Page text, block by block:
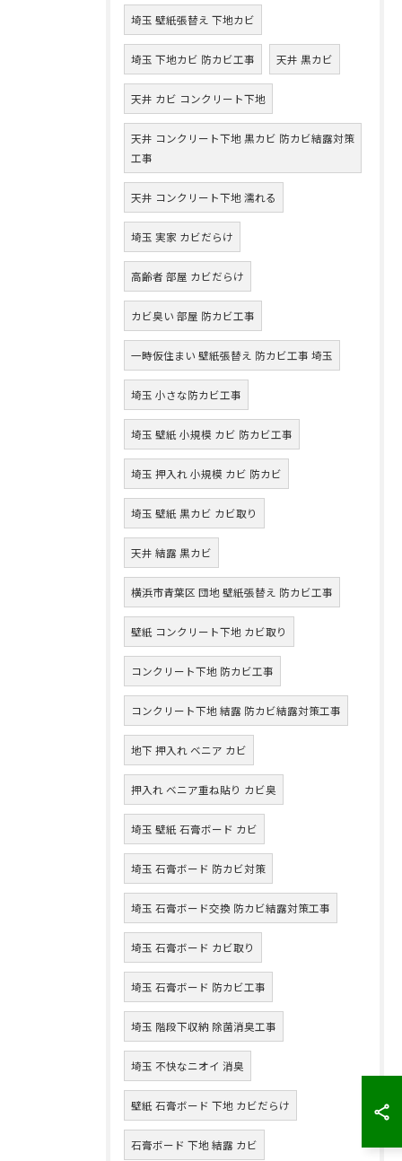
埼玉 壁紙張替え 下地カビ
埼玉 下地カビ 防カビ工事 天井 黒カビ
天井 カビ コンクリート下地
天井 コンクリート下地 黒カビ 防カビ結露対策
工事
天井 コンクリート下地 濡れる
埼玉 実家 カビだらけ
高齢者 部屋 カビだらけ
カビ臭い 部屋 防カビ工事
一時仮住まい 壁紙張替え 防カビ工事 埼玉
埼玉 小さな防カビ工事
埼玉 壁紙 小規模 カビ 防カビ工事
埼玉 押入れ 小規模 カビ 防カビ
埼玉 壁紙 黒カビ カビ取り
天井 結露 黒カビ
横浜市青葉区 団地 壁紙張替え 防カビ工事
壁紙 コンクリート下地 カビ取り
コンクリート下地 防カビ工事
コンクリート下地 結露 防カビ結露対策工事
地下 押入れ ベニア カビ
押入れ ベニア重ね貼り カビ臭
埼玉 壁紙 石膏ボード カビ
埼玉 石膏ボード 防カビ対策
埼玉 石膏ボード交換 防カビ結露対策工事
埼玉 石膏ボード カビ取り
埼玉 石膏ボード 防カビ工事
埼玉 階段下収納 除菌消臭工事
埼玉 不快なニオイ 消臭
壁紙 石膏ボード 下地 カビだらけ
石膏ボード 下地 結露 カビ